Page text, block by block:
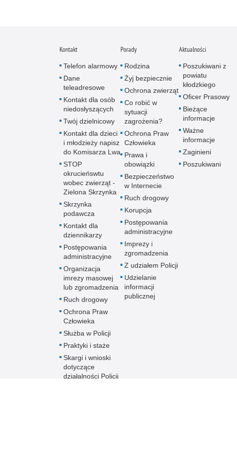
Kontakt
Telefon alarmowy
Dane
teleadresowe
Kontakt dla osób
niedosłyszących
Twój dzielnicowy
Kontakt dla dzieci
i młodzieży napisz
do Komisarza Lwa
STOP
okrucieńswtu
wobec zwierząt -
Zielona Skrzynka
Skrzynka
podawcza
Kontakt dla
dziennikarzy
Postępowania
administracyjne
Organizacja
imrezy masowej
lub zgromadzenia
Ruch drogowy
Ochrona Praw
Człowieka
Służba w Policji
Praktyki i staże
Skargi i wnioski
dotyczące
działalności Policji
Porady
Rodzina
Żyj bezpiecznie
Ochrona zwierząt
Co robić w
sytuacji
zagrożenia?
Ochrona Praw
Człowieka
Prawa i
obowiązki
Bezpieczeństwo
w Internecie
Ruch drogowy
Korupcja
Postępowania
administracyjne
Imprezy i
zgromadzenia
Z udziałem Policji
Udzielanie
informacji
publicznej
Aktualności
Poszukiwani z
powiatu
kłodzkiego
Oficer Prasowy
Bieżące
informacje
Ważne
informacje
Zaginieni
Poszukiwani